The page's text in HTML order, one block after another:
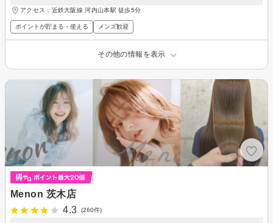
アクセス：近鉄大阪線 河内山本駅 徒歩5分
ポイントが貯まる・使える メンズ歓迎
その他の情報を表示
Menon 茨木店
4.3
(260件)